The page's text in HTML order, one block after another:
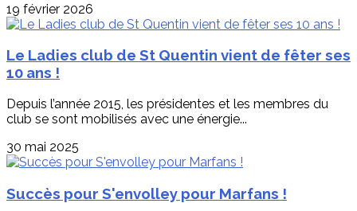
19 février 2026
Le Ladies club de St Quentin vient de fêter ses
10 ans !
Depuis l’année 2015, les présidentes et les membres du
club se sont mobilisés avec une énergie...
30 mai 2025
Succès pour S'envolley pour Marfans !